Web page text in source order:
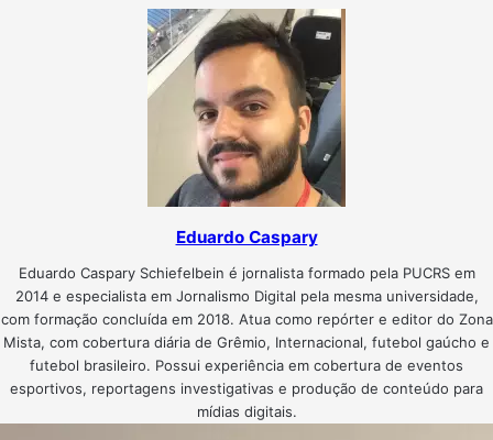
Eduardo Caspary
Eduardo Caspary Schiefelbein é jornalista formado pela PUCRS em
2014 e especialista em Jornalismo Digital pela mesma universidade,
com formação concluída em 2018. Atua como repórter e editor do Zona
Mista, com cobertura diária de Grêmio, Internacional, futebol gaúcho e
futebol brasileiro. Possui experiência em cobertura de eventos
esportivos, reportagens investigativas e produção de conteúdo para
mídias digitais.